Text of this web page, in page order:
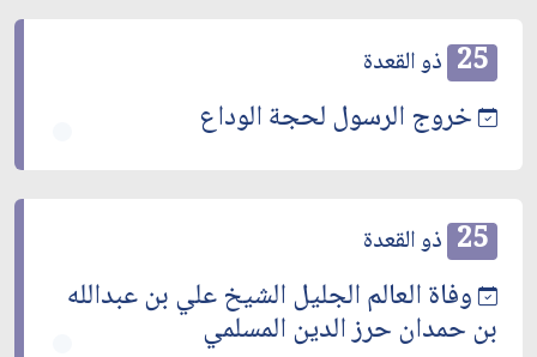
25 ذو القعدة
خروج الرسول لحجة الوداع
25 ذو القعدة
وفاة العالم الجليل الشيخ علي بن عبدالله
بن حمدان حرز الدين المسلمي